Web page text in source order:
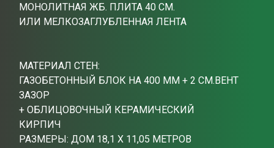
МОНОЛИТНАЯ ЖБ. ПЛИТА 40 СМ.
ИЛИ МЕЛКОЗАГЛУБЛЕННАЯ ЛЕНТА
МАТЕРИАЛ СТЕН:
ГАЗОБЕТОННЫЙ БЛОК НА 400 ММ + 2 СМ.ВЕНТ
ЗАЗОР
+ ОБЛИЦОВОЧНЫЙ КЕРАМИЧЕСКИЙ
КИРПИЧ
РАЗМЕРЫ: ДОМ 18,1 X 11,05 МЕТРОВ